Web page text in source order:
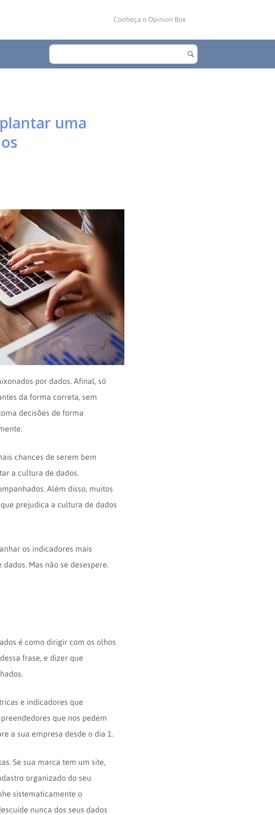
Conheça o Opinion Box
uma
por dados. Afinal, só
da forma correta, sem
decisões de forma
chances de serem bem
a cultura de dados.
Além disso, muitos
prejudica a cultura de dados
os indicadores mais
Mas não se desespere.
é como dirigir com os olhos
frase, e dizer que
e indicadores que
que nos pedem
a sua empresa desde o dia 1.
Se sua marca tem um site,
organizado do seu
sistematicamente o
nunca dos seus dados